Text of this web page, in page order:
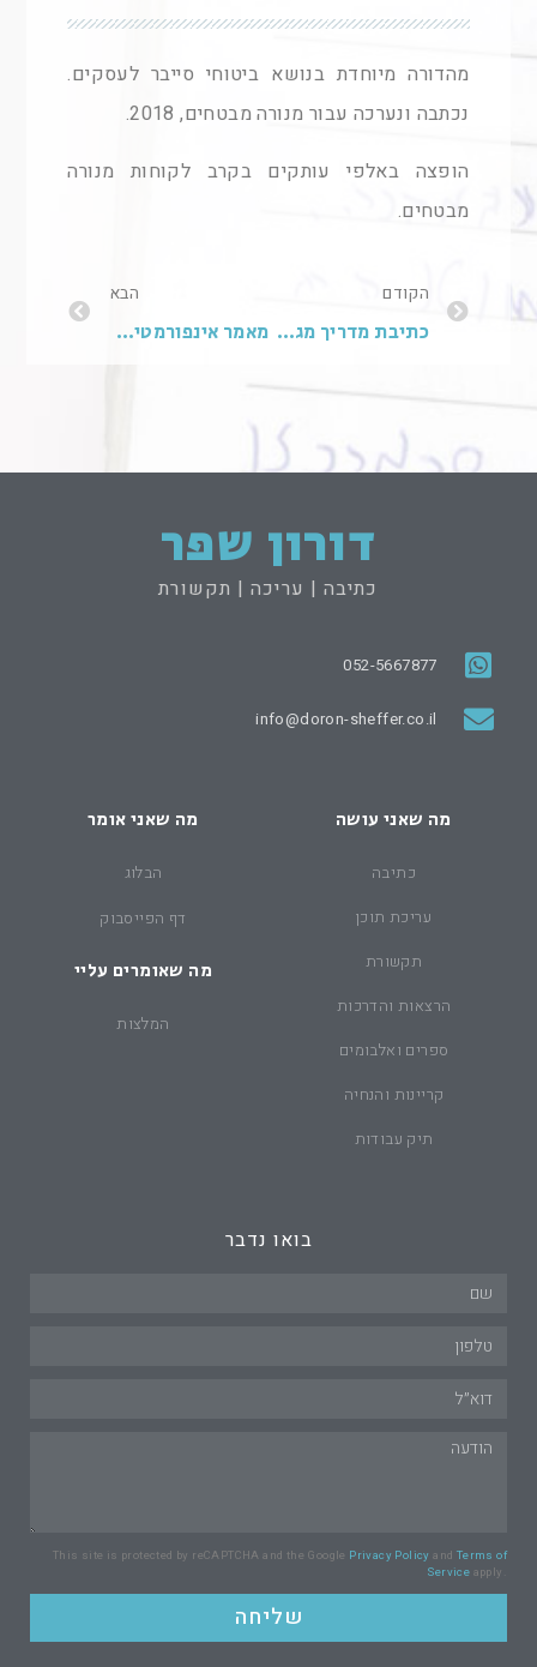
מהדורה מיוחדת בנושא ביטוחי סייבר לעסקים.
נכתבה ונערכה עבור מנורה מבטחים, 2018.
הופצה באלפי עותקים בקרב לקוחות מנורה
מבטחים.
הקודם
כתיבת מדריך מגדל ללוחמת סייבר
הבא
מאמר אינפורמטיבי: השקעות נדל"ן בחו"ל – מידע כללי
דורון שפר
כתיבה | עריכה | תקשורת
052-5667877
info@doron-sheffer.co.il
מה שאני עושה
כתיבה
עריכת תוכן
תקשורת
הרצאות והדרכות
ספרים ואלבומים
קריינות והנחיה
תיק עבודות
מה שאני אומר
הבלוג
דף הפייסבוק
מה שאומרים עליי
המלצות
בואו נדבר
This site is protected by reCAPTCHA and the Google Privacy Policy and Terms of
Service apply.
שליחה